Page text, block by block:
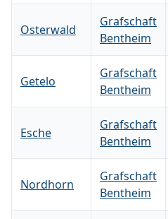
Osterwald
Grafschaft
Bentheim
Getelo
Grafschaft
Bentheim
Esche
Grafschaft
Bentheim
Nordhorn
Grafschaft
Bentheim